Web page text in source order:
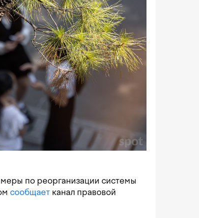
по реорганизации системы
сообщает канал правовой